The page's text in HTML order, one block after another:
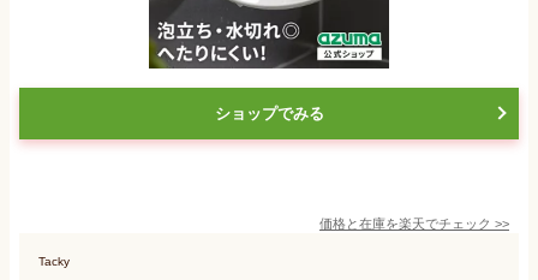
ショップでみる
価格と在庫を楽天でチェック >>
Tacky